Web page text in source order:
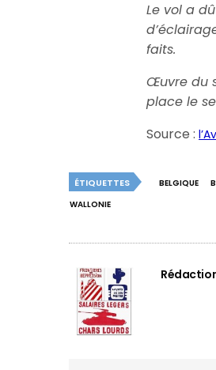
Le vol a
faits.
Œuvre du
place le
Source :
ÉTIQUETTES BELGIQUE
WALLONIE